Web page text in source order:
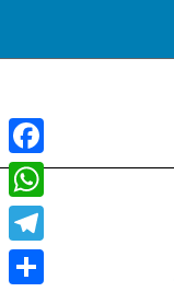
Facebook
WhatsApp
Telegram